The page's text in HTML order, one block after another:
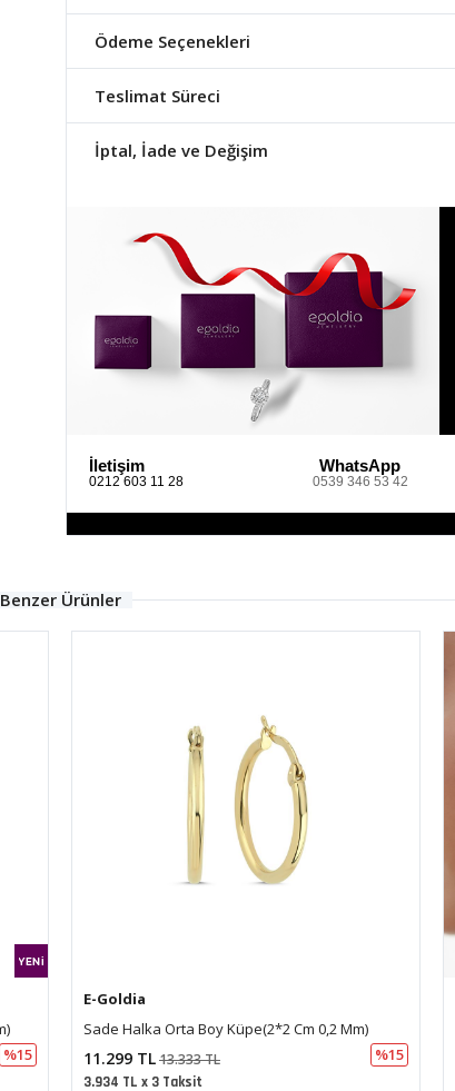
Ödeme Seçenekleri
Teslimat Süreci
İptal, İade ve Değişim
İletişim
0212 603 11 28
WhatsApp
0539 346 53 42
Benzer Ürünler
%15
E-Goldia
Sade Kıvrımlı Halka Küpe
16.839 TL19.870 TL %15
5.863 TL x 3 Taksit